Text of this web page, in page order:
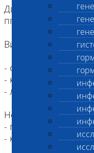
Диапазон
пг/мл
Вид исследуемых
- собаки
- кошки
- лошади (без
Не исследуются:
- грызуны
- козы